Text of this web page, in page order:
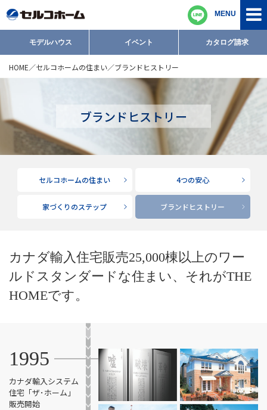
MENU
モデルハウス イベント カタログ請求
HOME セルコホームの住まい ブランドヒストリー
ブランドヒストリー
セルコホームの住まい 4つの安心
家づくりのステップ ブランドヒストリー
カナダ輸入住宅販売25,000棟以上のワー
ルドスタンダードな住まい、 それがTHE
HOMEです。
1995
カナダ輸入システム
住宅 「ザ･ホーム」
販売開始